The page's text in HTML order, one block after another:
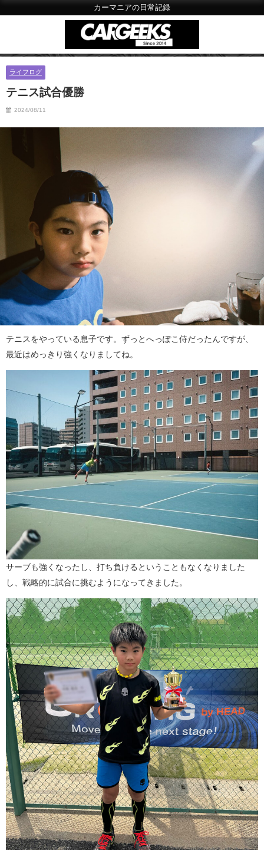
カーマニアの日常記録
ライフログ
テニス試合優勝
2024/08/11
テニスをやっている息子です。ずっとへっぽこ侍だったんですが、
最近はめっきり強くなりましてね。
サーブも強くなったし、打ち負けるということもなくなりました
し、戦略的に試合に挑むようになってきました。